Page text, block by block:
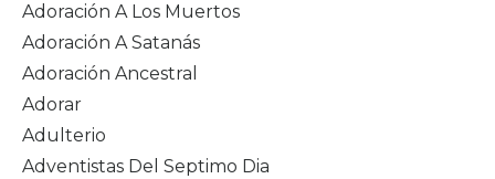
Adoración A Los Muertos
Adoración A Satanás
Adoración Ancestral
Adorar
Adulterio
Adventistas Del Septimo Dia